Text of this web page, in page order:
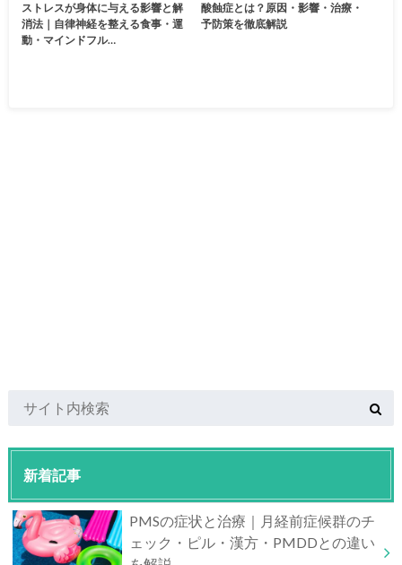
ストレスが身体に与える影響と解
消法｜自律神経を整える食事・運
動・マインドフル…
酸蝕症とは？原因・影響・治療・
予防策を徹底解説
新着記事
PMSの症状と治療｜月経前症候群のチ
ェック・ピル・漢方・PMDDとの違い